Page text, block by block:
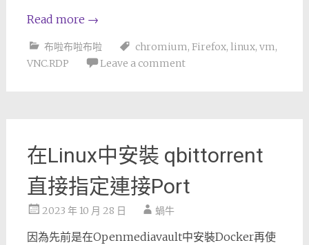
Read more →
布啦布啦布啦 chromium, Firefox, linux, vm,
VNC.RDP
Leave a comment
在Linux中安裝 qbittorrent
直接指定連接Port
2023 年 10 月 28 日 蝸牛
因為先前是在Openmediavault中安裝Docker再使